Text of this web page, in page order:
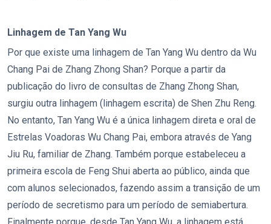
Linhagem de Tan Yang Wu
Por que existe uma linhagem de Tan Yang Wu dentro da Wu
Chang Pai de Zhang Zhong Shan? Porque a partir da
publicação do livro de consultas de Zhang Zhong Shan,
surgiu outra linhagem (linhagem escrita) de Shen Zhu Reng.
No entanto, Tan Yang Wu é a única linhagem direta e oral de
Estrelas Voadoras Wu Chang Pai, embora através de Yang
Jiu Ru, familiar de Zhang. Também porque estabeleceu a
primeira escola de Feng Shui aberta ao público, ainda que
com alunos selecionados, fazendo assim a transição de um
período de secretismo para um período de semiabertura.